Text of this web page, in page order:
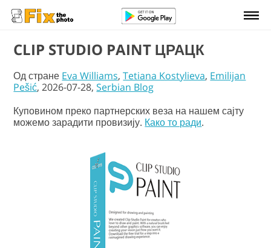
CLIP STUDIO PAINT ЦРАЦК
Од стране Eva Williams,Tetiana Kostylieva, Emilijan
Pešić, 2026-07-28,Serbian Blog
Куповином преко партнерских веза на нашем сајту
можемо зарадити провизију. Како то ради.